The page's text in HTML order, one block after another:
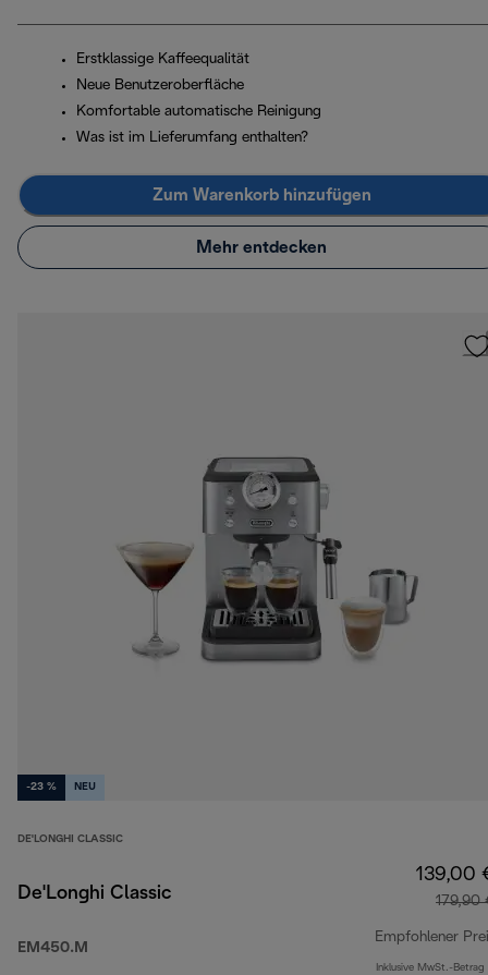
Erstklassige Kaffeequalität
Neue Benutzeroberfläche
Komfortable automatische Reinigung
Was ist im Lieferumfang enthalten?
Zum Warenkorb hinzufügen
Mehr entdecken
-23 % NEU
DE'LONGHI CLASSIC
De'Longhi Classic
EM450.M
139,00
179,90
Empfohlener
Inklusive MwSt.-Betrag